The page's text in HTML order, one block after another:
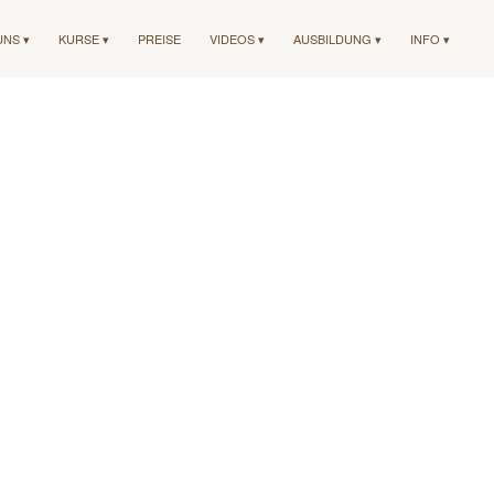
▾ KURSE ▾ PREISE VIDEOS ▾ AUSBILDUNG ▾ INFO ▾